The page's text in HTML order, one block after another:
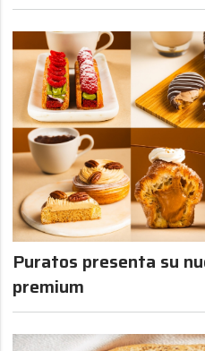
Puratos presenta su
premium